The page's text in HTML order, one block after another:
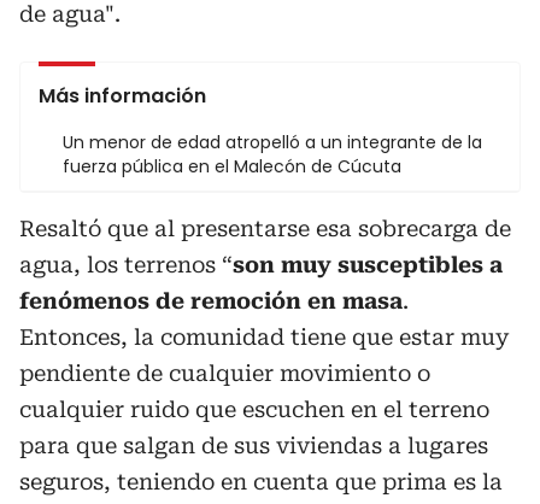
de agua".
Más información
Un menor de edad atropelló a un integrante de la
fuerza pública en el Malecón de Cúcuta
Resaltó que al presentarse esa sobrecarga de
agua, los terrenos “son muy susceptibles a
fenómenos de remoción en masa.
Entonces, la comunidad tiene que estar muy
pendiente de cualquier movimiento o
cualquier ruido que escuchen en el terreno
para que salgan de sus viviendas a lugares
seguros, teniendo en cuenta que prima es la